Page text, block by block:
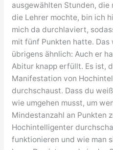
ausgewählten Stunden, die
die Lehrer mochte, bin ich
mich da durchlaviert,
mit fünf Punkten hatte. Das
übrigens ähnlich: Auch er
Abitur knapp erfüllt. Es ist,
Manifestation von
durchschaust. Dass du
wie umgehen musst, um
Mindestanzahl an Punkten
Hochintelligenter
funktionieren und wie man